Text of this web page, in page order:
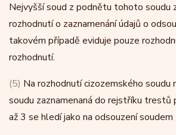
Nejvyšší soud z podnětu tohoto soudu
rozhodnutí o zaznamenání údajů o
takovém případě eviduje pouze
rozhodnutí.
(5) Na rozhodnutí cizozemského soudu
soudu zaznamenaná do rejstříku
až 3 se hledí jako na odsouzení